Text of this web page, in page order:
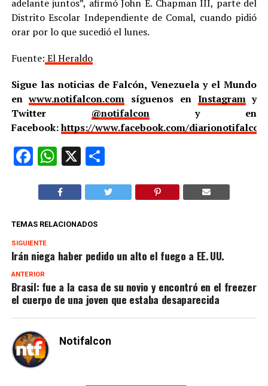
adelante juntos”, afirmó John E. Chapman III, parte del
Distrito Escolar Independiente de Comal, cuando pidió
orar por lo que sucedió el lunes.
Fuente: El Heraldo
Sigue las noticias de Falcón, Venezuela y el Mundo
enwww.notifalcon.com síguenos en Instagramy
Twitter @notifalcony en
Facebook:https://www.facebook.com/
Facebook
WhatsApp
X Compartir
TEMAS RELACIONADOS
SIGUIENTE
Irán niega haber pedido un alto el fuego a EE. UU.
ANTERIOR
Brasil: fue a la casa de su novio y encontró en el freezer
el cuerpo de una joven que estaba desaparecida
Notifalcon